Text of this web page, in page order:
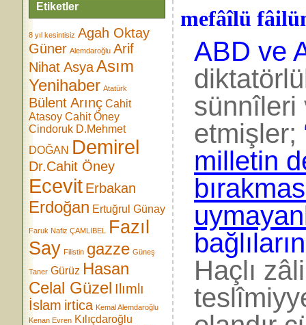
Etiketler
8 yıl kesintisiz Agah Oktay
Güner Alemdaroğlu Arif
Nihat AsyaAsım
Yenihaber Atatürk
Bülent Arınç Cahit
Atasoy Cahit Öney
Cindoruk D.Mehmet
DOĞAN Demirel
Dr.Cahit Öney
Ecevit Erbakan
Erdoğan Ertuğrul Günay
Faruk Nafiz ÇAMLIBEL
Fazıl
Say Filistin gazze Güneş
Taner Gürüz Hasan
Celal Güzel Ilımlı
İslam irtica Kemal Alemdaroğlu
Kenan Evren Kılıçdaroğlu
mefâîlü
ABD ve
sünnîleri
etmişler;
milletin
Haçlı